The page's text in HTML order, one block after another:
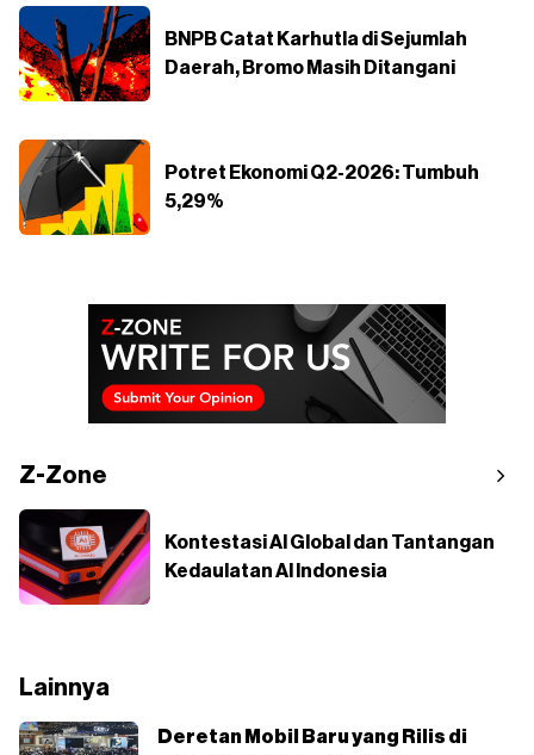
BNPB Catat Karhutla di Sejumlah
Daerah, Bromo Masih Ditangani
Potret Ekonomi Q2-2026: Tumbuh
5,29%
Z-Zone
Kontestasi AI Global dan Tantangan
Kedaulatan AI Indonesia
Lainnya
Deretan Mobil Baru yang Rilis di